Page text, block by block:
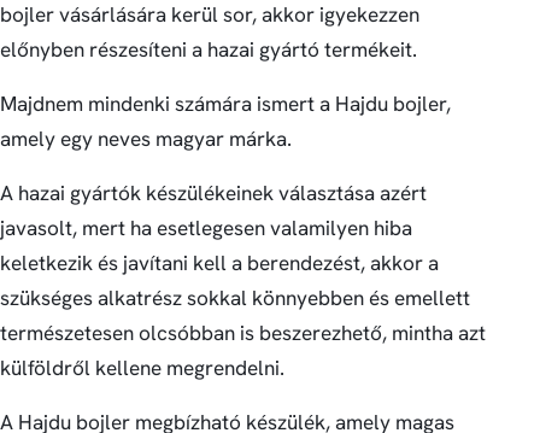
bojler vásárlására kerül sor, akkor igyekezzen
előnyben részesíteni a hazai gyártó termékeit.
Majdnem mindenki számára ismert a Hajdu bojler,
amely egy neves magyar márka.
A hazai gyártók készülékeinek választása azért
javasolt, mert ha esetlegesen valamilyen hiba
keletkezik és javítani kell a berendezést, akkor a
szükséges alkatrész sokkal könnyebben és emellett
természetesen olcsóbban is beszerezhető, mintha azt
külföldről kellene megrendelni.
A Hajdu bojler megbízható készülék, amely magas